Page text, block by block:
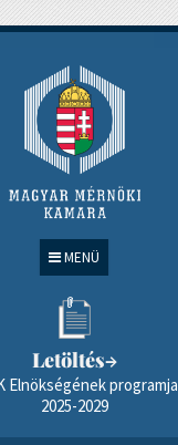
MENÜ
Letöltés→
Elnökségének programja
2025-2029